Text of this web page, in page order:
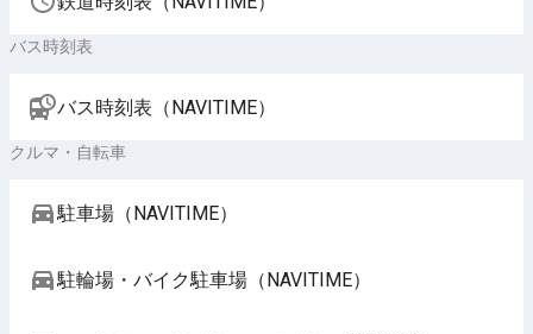
バス時刻表
バス時刻表（NAVITIME）
クルマ・自転車
駐車場（NAVITIME）
駐輪場・バイク駐車場（NAVITIME）